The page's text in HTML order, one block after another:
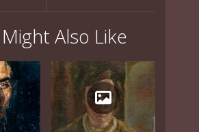
Also Like